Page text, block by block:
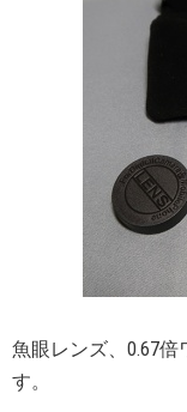
魚眼レンズ、0.67
す。